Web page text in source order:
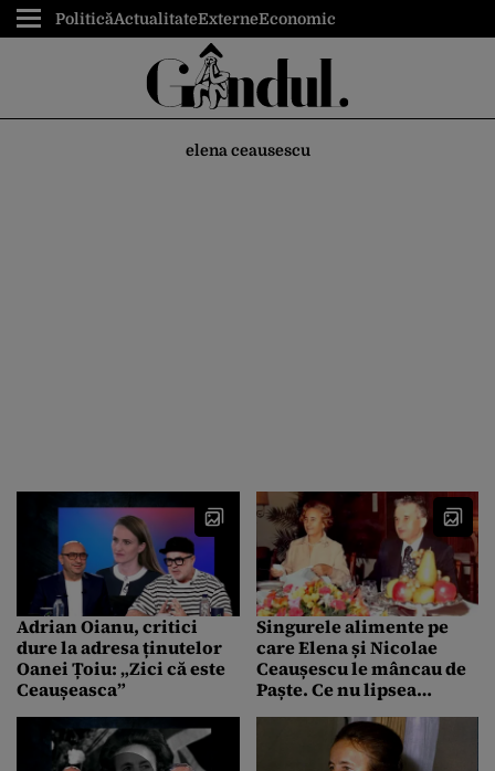
PoliticăActualitateExterneEconomic
elena ceausescu
Adrian Oianu, critici
dure la adresa ținutelor
Oanei Țoiu: „Zici că este
Ceaușeasca”
Singurele alimente pe
care Elena și Nicolae
Ceaușescu le mâncau de
Paște. Ce nu lipsea